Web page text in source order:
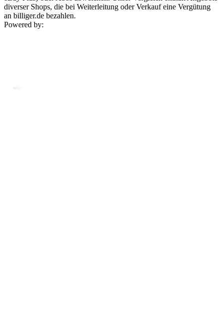
diverser Shops, die bei Weiterleitung oder Verkauf eine Vergütung
an billiger.de bezahlen.
Powered by: